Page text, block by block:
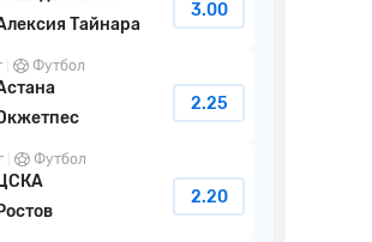
Тайнара
3.00
Футбол
2.25
Футбол
ЦСКА
Ростов
2.20